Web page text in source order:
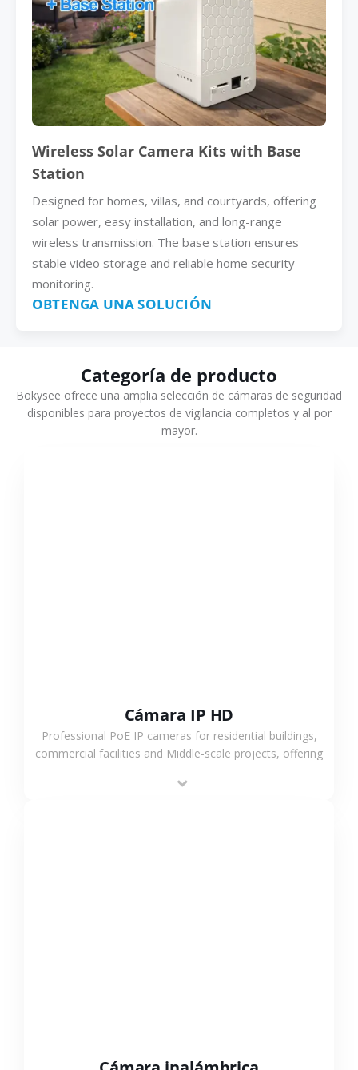
Wireless Solar Camera Kits with Base
Station
Designed for homes, villas, and courtyards, offering
solar power, easy installation, and long-range
wireless transmission. The base station ensures
stable video storage and reliable home security
monitoring.
OBTENGA UNA SOLUCIÓN
Categoría de producto
Bokysee ofrece una amplia selección de cámaras de seguridad
disponibles para proyectos de vigilancia completos y al por
mayor.
Cámara IP HD
Professional PoE IP cameras for residential buildings,
commercial facilities and Middle-scale projects, offering
support.